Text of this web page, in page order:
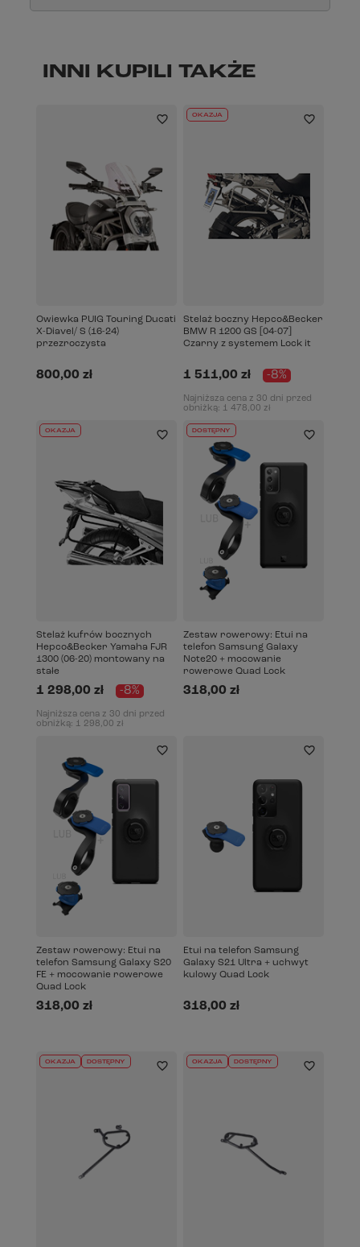
INNI KUPILI TAKŻE
Owiewka PUIG Touring Ducati
X-Diavel/ S (16-24)
przezroczysta
800,00 zł
OKAZJA
Stelaż boczny Hepco&Becker
BMW R 1200 GS [04-07]
Czarny z systemem Lock it
1 511,00 zł -8%
Najniższa cena z 30 dni przed
obniżką: 1 478,00 zł
OKAZJA
Stelaż kufrów bocznych
Hepco&Becker Yamaha FJR
1300 (06-20) montowany na
stałe
1 298,00 zł -8%
Najniższa cena z 30 dni przed
obniżką: 1 298,00 zł
DOSTĘPNY
Zestaw rowerowy: Etui na
telefon Samsung Galaxy
Note20 + mocowanie
rowerowe Quad Lock
318,00 zł
Zestaw rowerowy: Etui na
telefon Samsung Galaxy S20
FE + mocowanie rowerowe
Quad Lock
318,00 zł
Etui na telefon Samsung
Galaxy S21 Ultra + uchwyt
kulowy Quad Lock
318,00 zł
OKAZJA DOSTĘPNY OKAZJA DOSTĘPNY